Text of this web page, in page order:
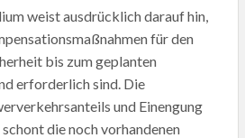
weist ausdrücklich darauf hin,
für den
bis zum geplanten
erforderlich sind. Die
und Einengung
die noch vorhandenen